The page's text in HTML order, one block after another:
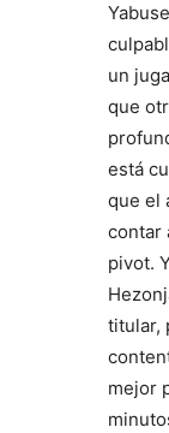
un
que
está
que el
contar
pivot.
titular,
mejor